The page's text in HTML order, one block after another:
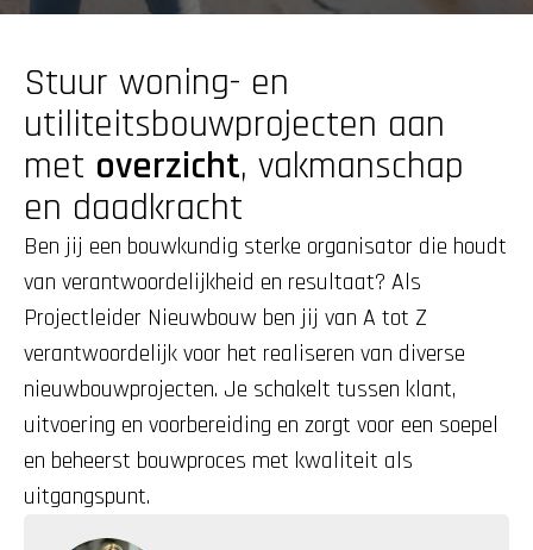
Stuur woning- en
utiliteitsbouwprojecten aan
met overzicht, vakmanschap
en daadkracht
Ben jij een bouwkundig sterke organisator die houdt
van verantwoordelijkheid en resultaat? Als
Projectleider Nieuwbouw ben jij van A tot Z
verantwoordelijk voor het realiseren van diverse
nieuwbouwprojecten. Je schakelt tussen klant,
uitvoering en voorbereiding en zorgt voor een soepel
en beheerst bouwproces met kwaliteit als
uitgangspunt.